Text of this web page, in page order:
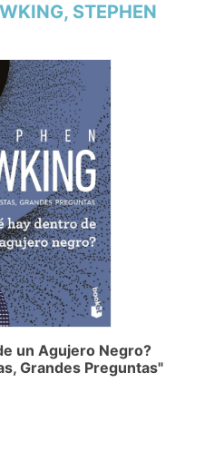
STEPHEN
un Agujero Negro?
Grandes Preguntas"